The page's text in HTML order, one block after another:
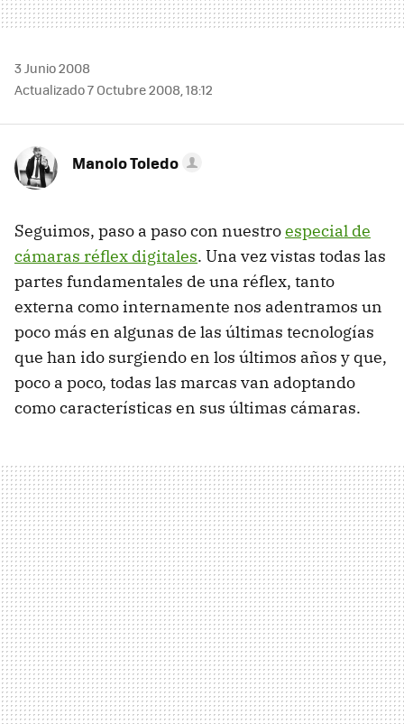
3 Junio 2008
Actualizado 7 Octubre 2008, 18:12
Manolo Toledo
Seguimos, paso a paso con nuestroespecial de
cámaras réflex digitales. Una vez vistas todas las
partes fundamentales de una réflex, tanto
externa como internamente nos adentramos un
poco más en algunas de las últimas tecnologías
que han ido surgiendo en los últimos años y que,
poco a poco, todas las marcas van adoptando
como características en sus últimas cámaras.